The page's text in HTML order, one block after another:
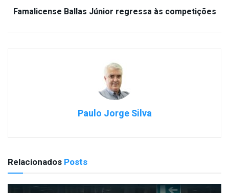
Famalicense Ballas Júnior regressa às competições
Paulo Jorge Silva
Relacionados Posts